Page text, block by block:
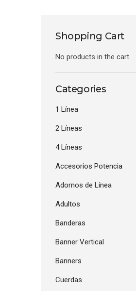
Shopping Cart
No products in the cart.
Categories
1 Línea
2 Líneas
4 Líneas
Accesorios Potencia
Adornos de Línea
Adultos
Banderas
Banner Vertical
Banners
Cuerdas